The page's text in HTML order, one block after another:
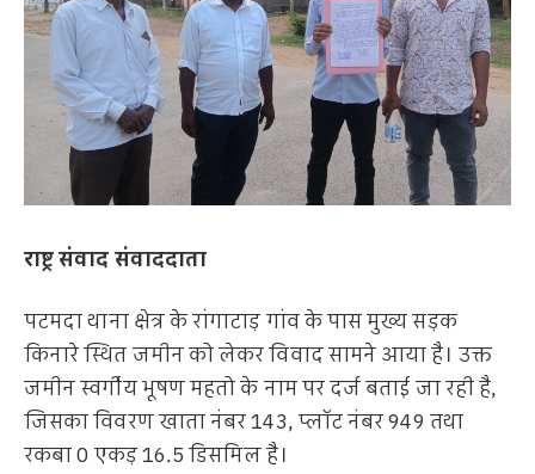
राष्ट्र संवाद संवाददाता
पटमदा थाना क्षेत्र के रांगाटाड़ गांव के पास मुख्य सड़क
किनारे स्थित जमीन को लेकर विवाद सामने आया है। उक्त
जमीन स्वर्गीय भूषण महतो के नाम पर दर्ज बताई जा रही है,
जिसका विवरण खाता नंबर 143, प्लॉट नंबर 949 तथा
रकबा 0 एकड़ 16.5 डिसमिल है।